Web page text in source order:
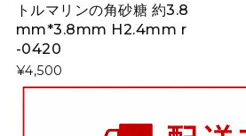
トルマリンの角砂糖 約3.8
mm*3.8mm H2.4mm r
-0420
¥4,500